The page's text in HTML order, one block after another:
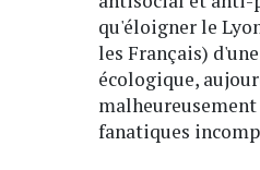
qu'éloigner le
les Français)
écologique,
malheureusement
fanatiques